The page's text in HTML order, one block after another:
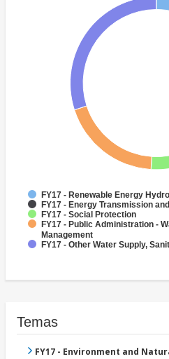
FY17 - Renewable Energy Hydro
FY17 - Energy Transmission
FY17 - Social Protection
FY17 - Public Administration -
Management
FY17 - Other Water Supply,
Temas
FY17 - Environment and